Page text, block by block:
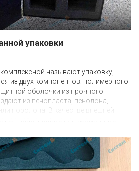
упаковки
называют упаковку,
из двух компонентов: полимерного
оболочки из прочного
из пенопласта, пенолона,
поролона. В качестве внешней
коробки.